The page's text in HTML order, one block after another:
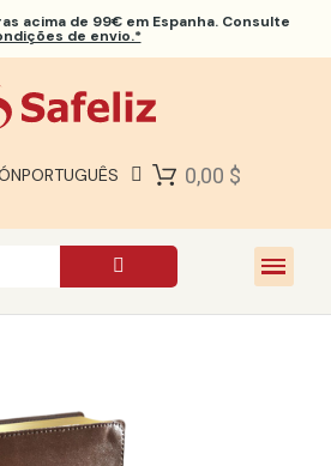
acima de 99€ em Espanha. Consulte
de envio.*
PORTUGUÊS 0,00 $